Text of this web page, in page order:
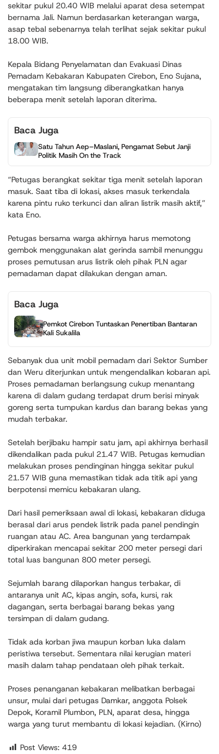
sekitar pukul 20.40 WIB melalui aparat desa setempat
bernama Jali. Namun berdasarkan keterangan warga,
asap tebal sebenarnya telah terlihat sejak sekitar pukul
18.00 WIB.
Kepala Bidang Penyelamatan dan Evakuasi Dinas
Pemadam Kebakaran Kabupaten Cirebon, Eno Sujana,
mengatakan tim langsung diberangkatkan hanya
beberapa menit setelah laporan diterima.
Baca Juga
Satu Tahun Aep–Maslani, Pengamat Sebut Janji
Politik Masih On the Track
“Petugas berangkat sekitar tiga menit setelah laporan
masuk. Saat tiba di lokasi, akses masuk terkendala
karena pintu ruko terkunci dan aliran listrik masih aktif,”
kata Eno.
Petugas bersama warga akhirnya harus memotong
gembok menggunakan alat gerinda sambil menunggu
proses pemutusan arus listrik oleh pihak PLN agar
pemadaman dapat dilakukan dengan aman.
Baca Juga
Pemkot Cirebon Tuntaskan Penertiban Bantaran
Kali Sukalila
Sebanyak dua unit mobil pemadam dari Sektor Sumber
dan Weru diterjunkan untuk mengendalikan kobaran api.
Proses pemadaman berlangsung cukup menantang
karena di dalam gudang terdapat drum berisi minyak
goreng serta tumpukan kardus dan barang bekas yang
mudah terbakar.
Setelah berjibaku hampir satu jam, api akhirnya berhasil
dikendalikan pada pukul 21.47 WIB. Petugas kemudian
melakukan proses pendinginan hingga sekitar pukul
21.57 WIB guna memastikan tidak ada titik api yang
berpotensi memicu kebakaran ulang.
Dari hasil pemeriksaan awal di lokasi, kebakaran diduga
berasal dari arus pendek listrik pada panel pendingin
ruangan atau AC. Area bangunan yang terdampak
diperkirakan mencapai sekitar 200 meter persegi dari
total luas bangunan 800 meter persegi.
Sejumlah barang dilaporkan hangus terbakar, di
antaranya unit AC, kipas angin, sofa, kursi, rak
dagangan, serta berbagai barang bekas yang
tersimpan di dalam gudang.
Tidak ada korban jiwa maupun korban luka dalam
peristiwa tersebut. Sementara nilai kerugian materi
masih dalam tahap pendataan oleh pihak terkait.
Proses penanganan kebakaran melibatkan berbagai
unsur, mulai dari petugas Damkar, anggota Polsek
Depok, Koramil Plumbon, PLN, aparat desa, hingga
warga yang turut membantu di lokasi kejadian. (Kirno)
Post Views: 419